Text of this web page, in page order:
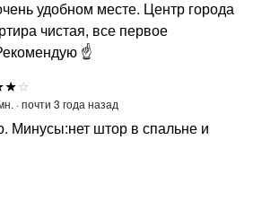
удобном месте. Центр города
чистая, все первое
☝️
·почти 3 года назад
Минусы:нет штор в спальне и